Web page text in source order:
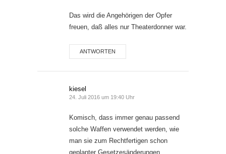
Das wird die Angehörigen der Opfer
freuen, daß alles nur Theaterdonner war.
ANTWORTEN
kiesel
24. Juli 2016 um 19:40 Uhr
Komisch, dass immer genau passend
solche Waffen verwendet werden, wie
man sie zum Rechtfertigen schon
geplanter Gesetzesänderungen